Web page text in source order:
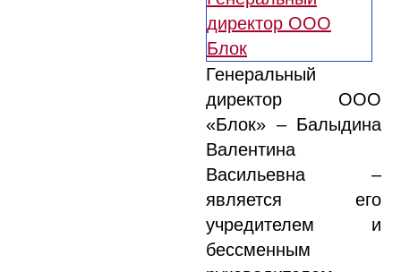
Генеральный
директор ООО
«Блок» – Балыдина
Валентина
Васильевна –
является его
учредителем и
бессменным